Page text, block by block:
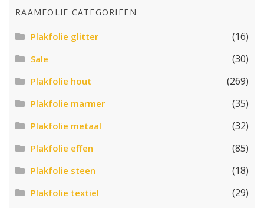
RAAMFOLIE CATEGORIEËN
Plakfolie glitter (16)
Sale (30)
Plakfolie hout (269)
Plakfolie marmer (35)
Plakfolie metaal (32)
Plakfolie effen (85)
Plakfolie steen (18)
Plakfolie textiel (29)